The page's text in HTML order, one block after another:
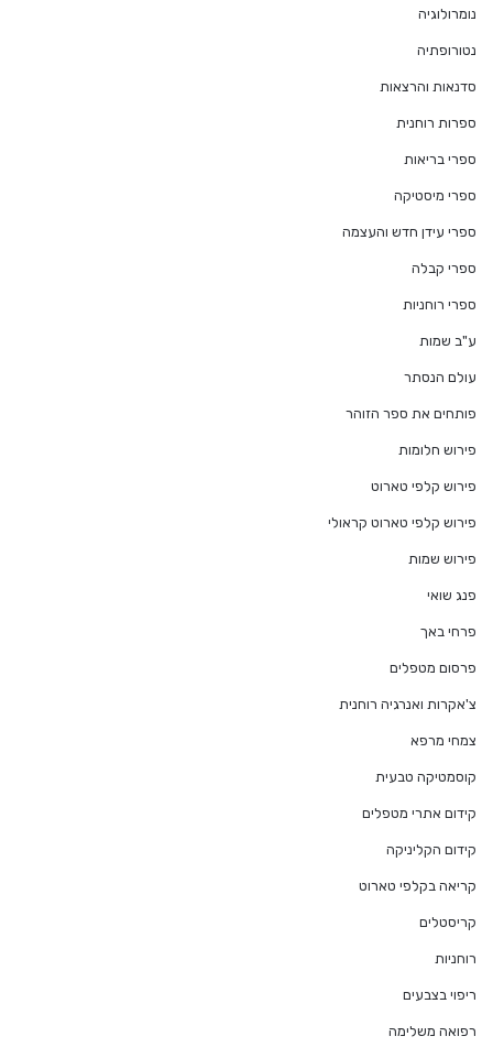
נומרולוגיה
נטורופתיה
סדנאות והרצאות
ספרות רוחנית
ספרי בריאות
ספרי מיסטיקה
ספרי עידן חדש והעצמה
ספרי קבלה
ספרי רוחניות
ע"ב שמות
עולם הנסתר
פותחים את ספר הזוהר
פירוש חלומות
פירוש קלפי טארוט
פירוש קלפי טארוט קראולי
פירוש שמות
פנג שואי
פרחי באך
פרסום מטפלים
צ'אקרות ואנרגיה רוחנית
צמחי מרפא
קוסמטיקה טבעית
קידום אתרי מטפלים
קידום הקליניקה
קריאה בקלפי טארוט
קריסטלים
רוחניות
ריפוי בצבעים
רפואה משלימה